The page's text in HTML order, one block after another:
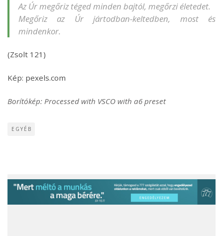
Az Úr megőriz téged minden bajtól, megőrzi életedet.
Megőriz az Úr jártodban-keltedben, most és
mindenkor.
(Zsolt 121)
Kép: pexels.com
Borítókép: Processed with VSCO with a6 preset
EGYÉB